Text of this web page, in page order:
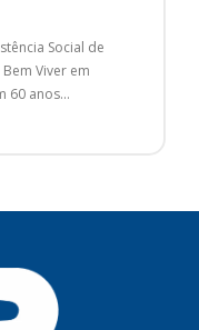
Social de
Viver em
60 anos...